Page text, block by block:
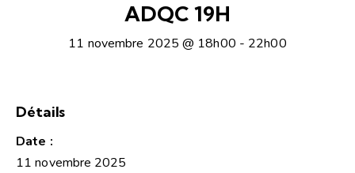
ADQC 19H
11 novembre 2025 @ 18h00 - 22h00
Détails
Date :
11 novembre 2025